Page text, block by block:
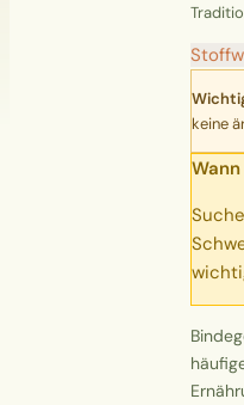
keine